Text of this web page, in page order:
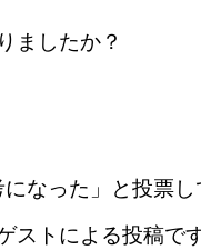
ましたか？
になった」と投票
ストによる投稿で